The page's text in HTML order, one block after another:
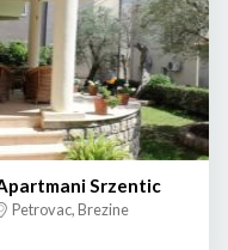
Srzentic
Petrovac, Brezine